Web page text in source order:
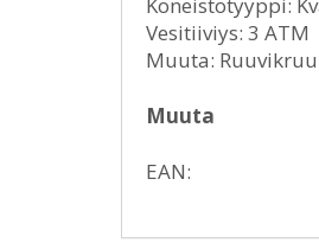
Vesitiiviys: 3 ATM
Muuta:
Muuta
EAN: